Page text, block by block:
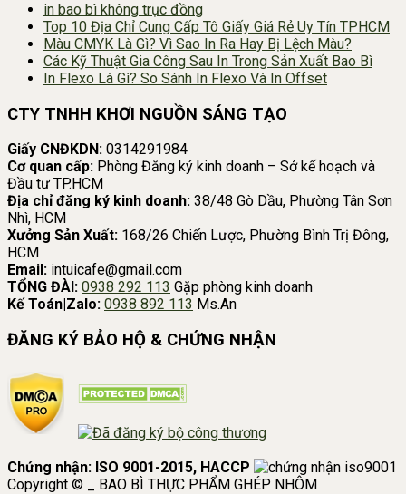
in bao bì không trục đồng
Top 10 Địa Chỉ Cung Cấp Tô Giấy Giá Rẻ Uy Tín TPHCM
Màu CMYK Là Gì? Vì Sao In Ra Hay Bị Lệch Màu?
Các Kỹ Thuật Gia Công Sau In Trong Sản Xuất Bao Bì
In Flexo Là Gì? So Sánh In Flexo Và In Offset
CTY TNHH KHƠI NGUỒN SÁNG TẠO
Giấy CNĐKDN: 0314291984
Cơ quan cấp: Phòng Đăng ký kinh doanh – Sở kế hoạch và
Đầu tư TP.HCM
Địa chỉ đăng ký kinh doanh: 38/48 Gò Dầu, Phường Tân Sơn
Nhì, HCM
Xưởng Sản Xuất: 168/26 Chiến Lược, Phường Bình Trị Đông,
HCM
Email: intuicafe@gmail.com
TỔNG ĐÀI: 0938 292 113 Gặp phòng kinh doanh
Kế Toán|Zalo: 0938 892 113 Ms.An
ĐĂNG KÝ BẢO HỘ & CHỨNG NHẬN
Chứng nhận: ISO 9001-2015, HACCP
Copyright © _ BAO BÌ THỰC PHẨM GHÉP NHÔM